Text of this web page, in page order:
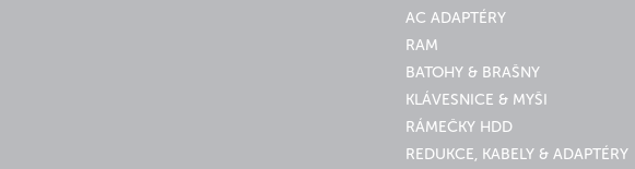
AC ADAPTÉRY
RAM
BATOHY & BRAŠNY
KLÁVESNICE & MYŠI
RÁMEČKY HDD
REDUKCE, KABELY & ADAPTÉRY